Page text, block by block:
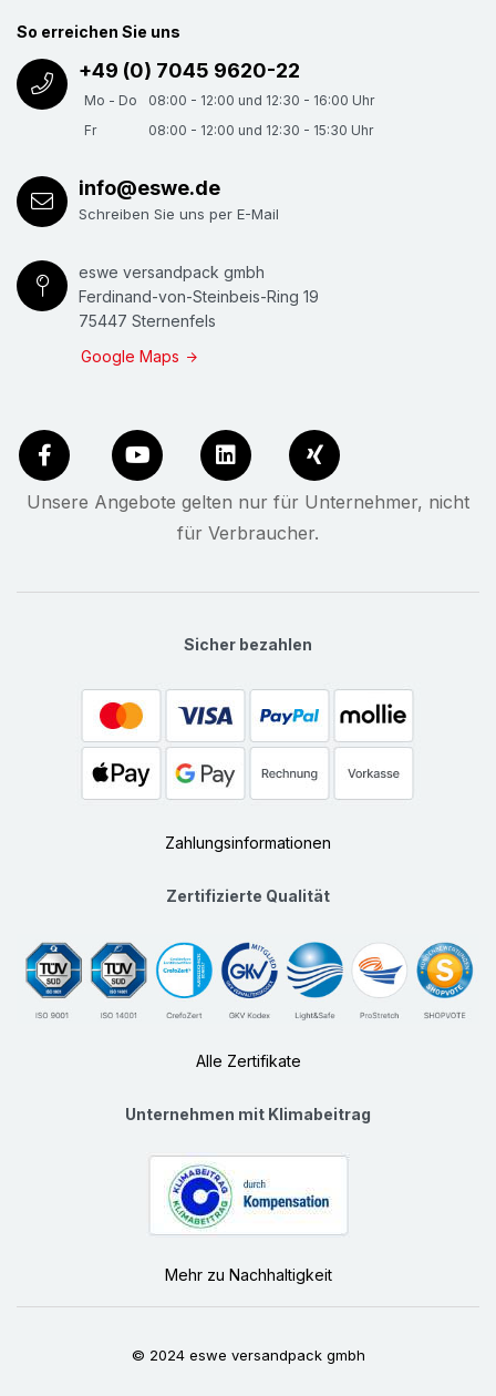
So erreichen Sie uns
+49 (0) 7045 9620-22
Mo - Do
08:00 - 12:00 und 12:30 - 16:00 Uhr
Fr
08:00 - 12:00 und 12:30 - 15:30 Uhr
info@eswe.de
Schreiben Sie uns per E-Mail
eswe versandpack gmbh
Ferdinand-von-Steinbeis-Ring 19
75447 Sternenfels
Google Maps
Unsere Angebote gelten nur für Unternehmer, nicht
für Verbraucher.
Sicher bezahlen
Zahlungsinformationen
Zertifizierte Qualität
Alle Zertifikate
Unternehmen mit Klimabeitrag
Mehr zu Nachhaltigkeit
© 2024 eswe versandpack gmbh